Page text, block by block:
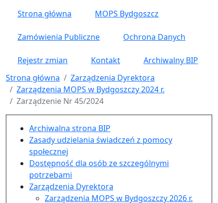
Strona główna MOPS Bydgoszcz
Zamówienia Publiczne Ochrona Danych
Rejestr zmian Kontakt
Archiwalny BIP
Strona główna
Zarządzenia Dyrektora
Zarządzenia MOPS w Bydgoszczy 2024 r.
Zarządzenie Nr 45/2024
Menu główne pionowe
Archiwalna strona BIP
Zasady udzielania świadczeń z pomocy
społecznej
Dostępność dla osób ze szczególnymi
potrzebami
Zarządzenia Dyrektora
Zarządzenia MOPS w Bydgoszczy 2026 r.